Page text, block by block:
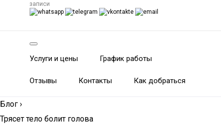
записи
Услуги и цены График работы
Отзывы Контакты Как добраться
Блог ›
Трясет тело болит голова